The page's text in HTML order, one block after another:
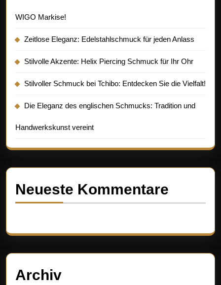
WIGO Markise!
Zeitlose Eleganz: Edelstahlschmuck für jeden Anlass
Stilvolle Akzente: Helix Piercing Schmuck für Ihr Ohr
Stilvoller Schmuck bei Tchibo: Entdecken Sie die Vielfalt!
Die Eleganz des englischen Schmucks: Tradition und
Handwerkskunst vereint
Neueste Kommentare
Archiv